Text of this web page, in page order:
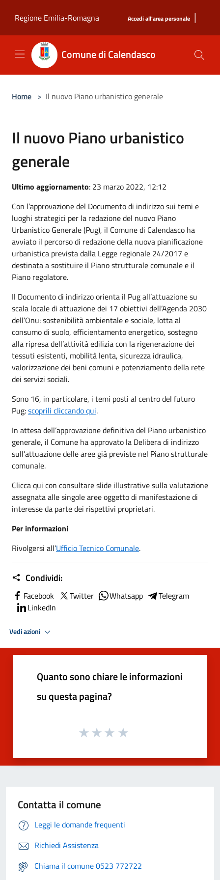
Regione Emilia-Romagna
Accedi all'area personale |
Comune di Calendasco
Home > Il nuovo Piano urbanistico generale
Il nuovo Piano urbanistico
generale
Ultimo aggiornamento: 23 marzo 2022, 12:12
Con l’approvazione del Documento di indirizzo sui temi e
luoghi strategici per la redazione del nuovo Piano
Urbanistico Generale (Pug), il Comune di Calendasco ha
avviato il percorso di redazione della nuova pianificazione
urbanistica prevista dalla Legge regionale 24/2017 e
destinata a sostituire il Piano strutturale comunale e il
Piano regolatore.
Il Documento di indirizzo orienta il Pug all’attuazione su
scala locale di attuazione dei 17 obiettivi dell’Agenda 2030
dell’Onu: sostenibilità ambientale e sociale, lotta al
consumo di suolo, efficientamento energetico, sostegno
alla ripresa dell’attività edilizia con la rigenerazione dei
tessuti esistenti, mobilità lenta, sicurezza idraulica,
valorizzazione dei beni comuni e potenziamento della rete
dei servizi sociali.
Sono 16, in particolare, i temi posti al centro del futuro
Pug:scoprili cliccando qui.
In attesa dell’approvazione definitiva del Piano urbanistico
generale, il Comune ha approvato la Delibera di indirizzo
sull’attuazione delle aree già previste nel Piano strutturale
comunale.
Clicca qui con consultare slide illustrative sulla valutazione
assegnata alle singole aree oggetto di manifestazione di
interesse da parte dei rispettivi proprietari.
Per informazioni
Rivolgersi all’Ufficio Tecnico Comunale.
Condividi:
Facebook Twitter Whatsapp
Telegram
LinkedIn
Vedi azioni
Quanto sono chiare le informazioni
su questa pagina?
Contatta il comune
Leggi le domande frequenti
Richiedi Assistenza
Chiama il comune 0523 772722